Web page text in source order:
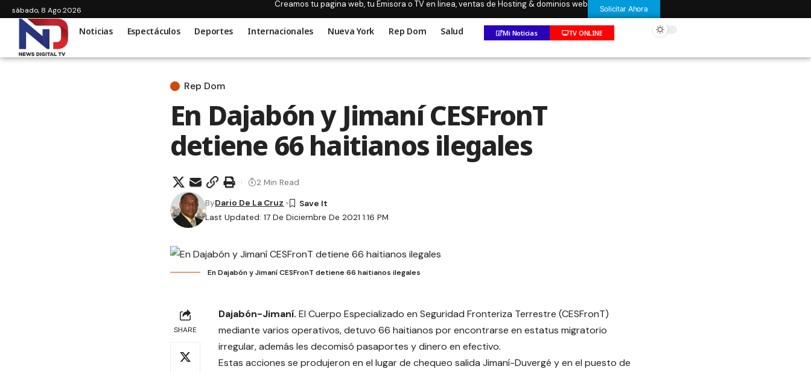
sábado, 8 Ago 2026
Creamos tu pagina web, tu Emisora o TV en linea, ventas de Hosting & dominios web Solicitar Ahora
Noticias Espectáculos Deportes Internacionales Nueva York Rep Dom Salud Mi Noticias TV ONLINE
Rep Dom
En Dajabón y Jimaní CESFronT
detiene 66 haitianos ilegales
Last Updated: 17 De Diciembre De 2021 1:16 PM
ByDario De La Cruz
2 Min Read
En Dajabón y Jimaní CESFronT detiene 66 haitianos ilegales
SHARE
Dajabón-Jimaní. El Cuerpo Especializado en Seguridad Fronteriza Terrestre (CESFronT)
mediante varios operativos, detuvo 66 haitianos por encontrarse en estatus migratorio
irregular, además les decomisó pasaportes y dinero en efectivo.
Estas acciones se produjeron en el lugar de chequeo salida Jimaní-Duvergé y en el puesto de